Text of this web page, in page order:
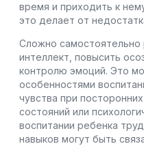
время и приходить к
это делает от
Сложно самостоятельно
интеллект, повысить
контролю эмоций. Это
особенностями
чувства при
состояний или
воспитании ребенка
навыков могут быть